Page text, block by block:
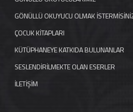
GÖNÜLLÜ OKUYUCU OLMAK
ÇOCUK KİTAPLARI
KÜTÜPHANEYE KATKIDA BULUNANLAR
SESLENDİRİLMEKTE OLAN ESERLER
İLETİŞİM